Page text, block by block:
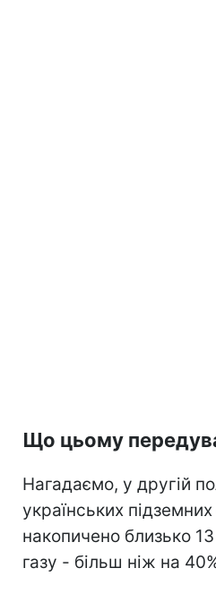
Що цьому
Нагадаємо, у другій
українських
накопичено близько
газу - більш ніж на